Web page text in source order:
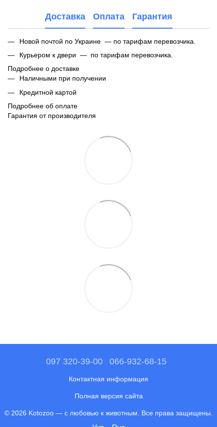
Доставка Оплата Гарантия
Новой почтой по Украине — по тарифам перевозчика.
Курьером к двери — по тарифам перевозчика.
Подробнее о доставке
Наличными при получении
Кредитной картой
Подробнее об оплате
Гарантия от производителя
097 320-39-00 066-932-68-15
Контактная информация
Полная версия сайта
© 2026 Kotozoo — с любовью к животным. Все права защищены.